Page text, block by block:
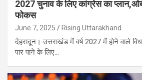
2027 चुनाव के लिए कांग्रेस का
फोकस
June 7, 2025 Rising Uttarakhand
देहरादून। उत्तराखंड में वर्ष 2027 में होने वाले
पार पाने के लिए…